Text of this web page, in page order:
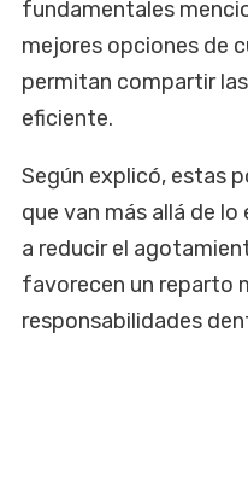
fundamentales
mejores opciones de
permitan compartir
eficiente.
Según explicó, estas
que van más allá de
a reducir el
favorecen un reparto
responsabilidades